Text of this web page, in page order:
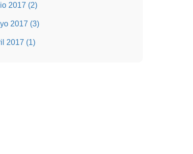
2017 (2)
2017 (3)
2017 (1)